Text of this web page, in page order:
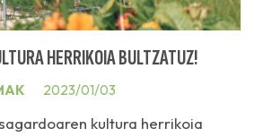
HERRIKOIA BULTZATUZ!
2023/01/03
kultura herrikoia